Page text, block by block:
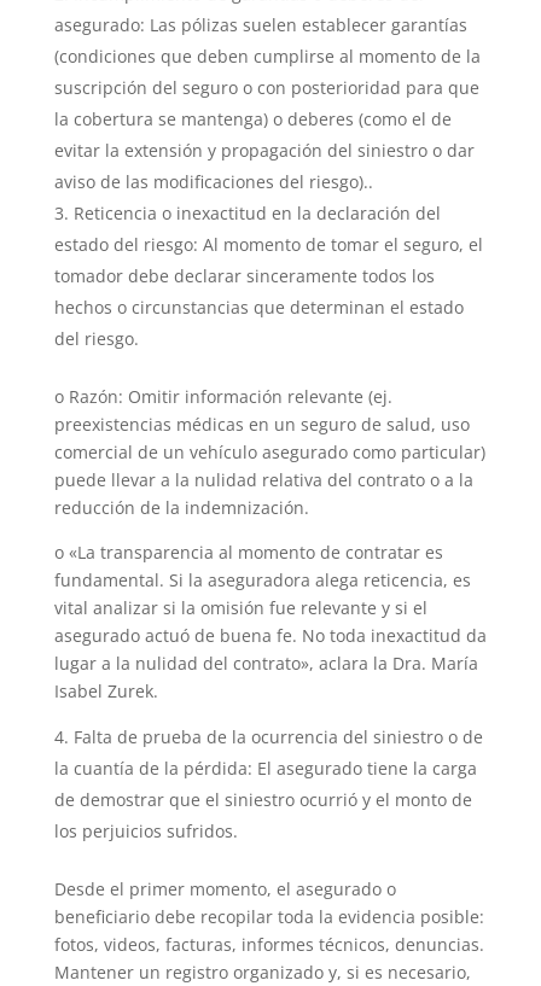
asegurado: Las pólizas suelen establecer garantías
(condiciones que deben cumplirse al momento de la
suscripción del seguro o con posterioridad para que
la cobertura se mantenga) o deberes (como el de
evitar la extensión y propagación del siniestro o dar
aviso de las modificaciones del riesgo)..
Reticencia o inexactitud en la declaración del
estado del riesgo: Al momento de tomar el seguro, el
tomador debe declarar sinceramente todos los
hechos o circunstancias que determinan el estado
del riesgo.
o Razón: Omitir información relevante (ej.
preexistencias médicas en un seguro de salud, uso
comercial de un vehículo asegurado como particular)
puede llevar a la nulidad relativa del contrato o a la
reducción de la indemnización.
o «La transparencia al momento de contratar es
fundamental. Si la aseguradora alega reticencia, es
vital analizar si la omisión fue relevante y si el
asegurado actuó de buena fe. No toda inexactitud da
lugar a la nulidad del contrato», aclara la Dra. María
Isabel Zurek.
Falta de prueba de la ocurrencia del siniestro o de
la cuantía de la pérdida: El asegurado tiene la carga
de demostrar que el siniestro ocurrió y el monto de
los perjuicios sufridos.
Desde el primer momento, el asegurado o
beneficiario debe recopilar toda la evidencia posible:
fotos, videos, facturas, informes técnicos, denuncias.
Mantener un registro organizado y, si es necesario,